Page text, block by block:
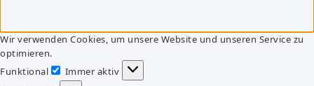
Wir verwenden Cookies, um unsere Website und unseren Service zu
optimieren.
Funktional
Funktional
Immer aktiv